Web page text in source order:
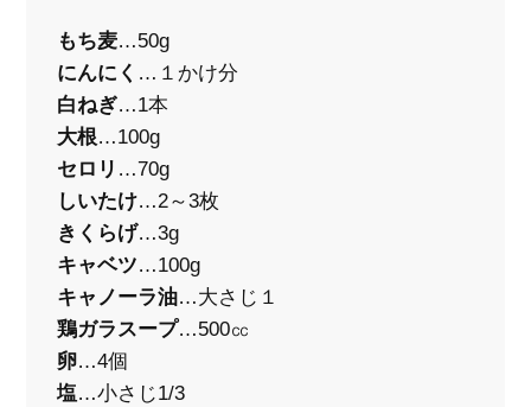
もち麦…50g
にんにく …１かけ分
白ねぎ…1本
大根…100g
セロリ …70g
しいたけ…2～3枚
きくらげ…3g
キャベツ…100g
キャノーラ油…大さじ１
鶏ガラスープ…500㏄
卵…4個
塩…小さじ1/3